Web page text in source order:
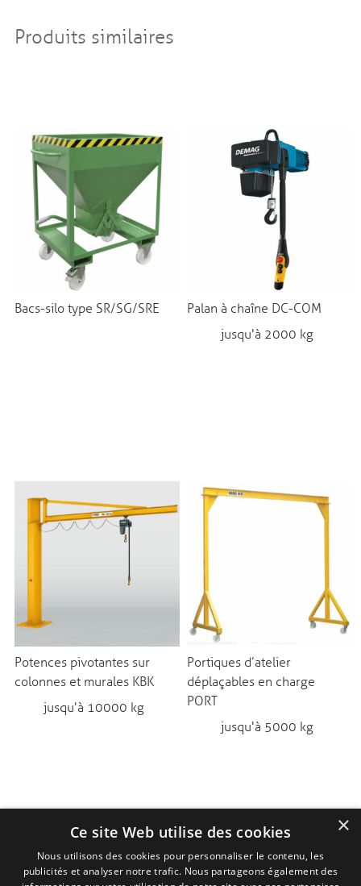
Produits similaires
Bacs-silo type SR/SG/SRE
Palan à chaîne DC-COM
jusqu'à 2000 kg
Potences pivotantes sur
colonnes et murales KBK
jusqu'à 10000 kg
Portiques d’atelier
déplaçables en charge
PORT
jusqu'à 5000 kg
Copyright © 2015 - J. Pierre Issenhuth SARL
×
Ce site Web utilise des cookies
Nous utilisons des cookies pour personnaliser le contenu, les
publicités et analyser notre trafic. Nous partageons également des